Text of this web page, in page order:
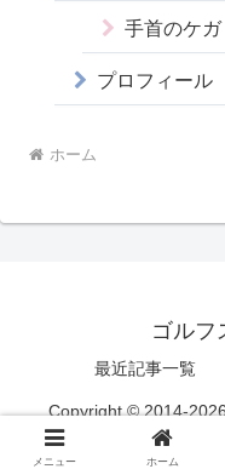
手首のケガ
プロフィール
ホーム
ゴルフ
最近記事一覧
Copyright © 2014-
メニュー ホーム